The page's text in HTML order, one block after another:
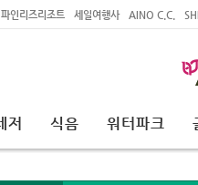
파인리즈리조트 세일여행사 AINO C.C.
저 식음 워터파크